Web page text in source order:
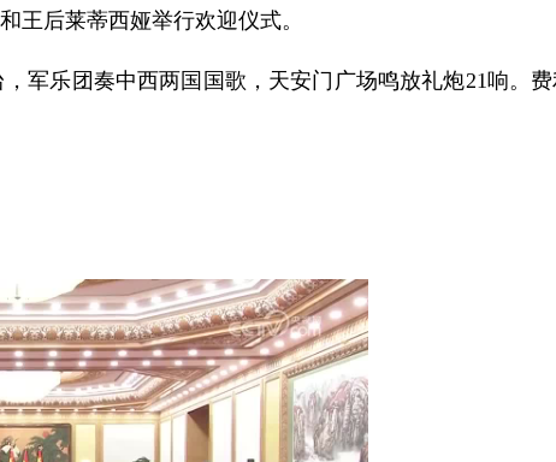
王后莱蒂西娅举行欢迎仪式。
军乐团奏中西两国国歌，天安门广场鸣放礼炮21响。费